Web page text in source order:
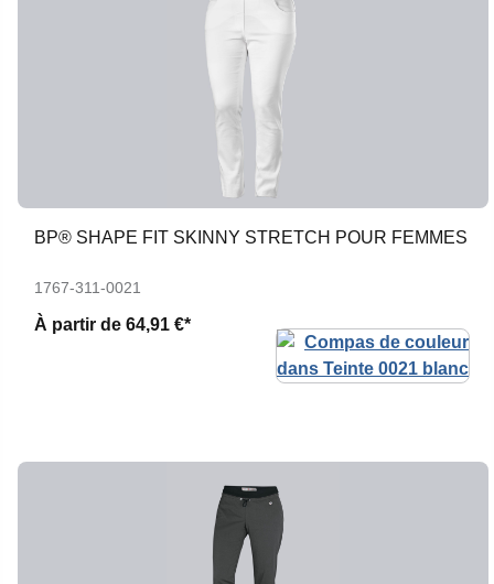
BP® SHAPE FIT SKINNY STRETCH POUR FEMMES
1767-311-0021
À partir de 64,91 €*